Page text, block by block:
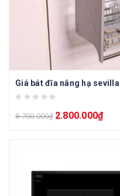
Giá bát đĩa nâng hạ sevilla
8.700.000₫ 2.800.000₫